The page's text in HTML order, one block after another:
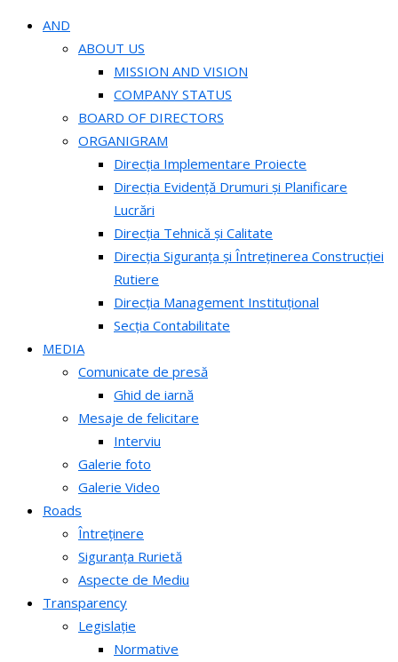
AND
ABOUT US
MISSION AND VISION
COMPANY STATUS
BOARD OF DIRECTORS
ORGANIGRAM
Direcția Implementare Proiecte
Direcția Evidență Drumuri și Planificare
Lucrări
Direcția Tehnică și Calitate
Direcția Siguranța și Întreținerea Construcției
Rutiere
Direcția Management Instituțional
Secția Contabilitate
MEDIA
Comunicate de presă
Ghid de iarnă
Mesaje de felicitare
Interviu
Galerie foto
Galerie Video
Roads
Întreținere
Siguranța Rurietă
Aspecte de Mediu
Transparency
Legislație
Normative